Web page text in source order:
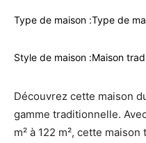
Type de maison :Type de
Style de maison :Maison
Découvrez cette maison
gamme traditionnelle.
m² à 122 m², cette